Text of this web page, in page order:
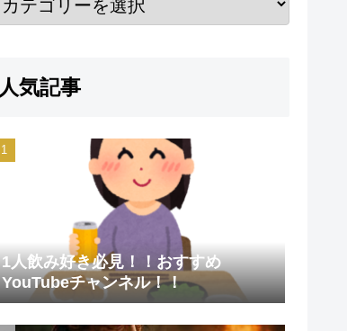
人気記事
1人飲み好き必見！！おすすめ
YouTubeチャンネル！！